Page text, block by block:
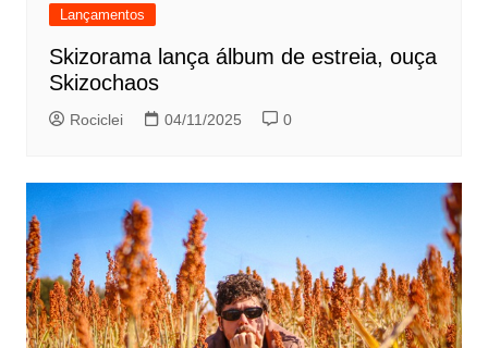
Lançamentos
Skizorama lança álbum de estreia, ouça
Skizochaos
Rociclei 04/11/2025 0